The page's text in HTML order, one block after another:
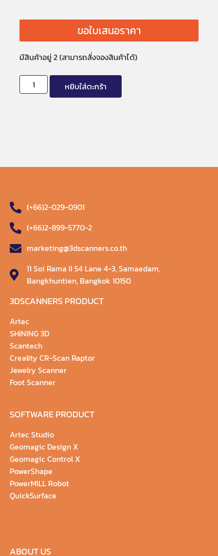
ขอใบเสนอราคา
มีสินค้าอยู่ 2 (สามารถสั่งจองสินค้าได้)
หยิบใส่ตะกร้า
(+66)2-029-0901
(+66)2-899-5770-2
marketing@3dscanners.co.th
11 Soi Rama II 54 Lane 4-3, Samaedam,
Bangkhuntien, Bangkok 10150
3DSCANNERS PRODUCT
Artec
SHINING 3D
Scantech
Creality CR-Scan Raptor
Jewelry Scanner
Foot Scanner
SOFTWARE PRODUCT
Artec Studio
Geomagic Design X
Geomagic Control X
PowerShape
PowerMILL Robot
QuickSurface
ABOUT US